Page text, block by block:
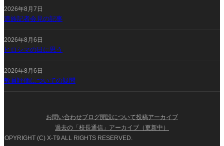
2026年8月7日
遺族記者会見の記事
2026年8月6日
ヒロシマの日に思う
2026年8月6日
教員評価についての疑問
お問い合わせブログ開設について投稿アーカイブ
過去の「校長通信」アーカイブ（更新中）
COPYRIGHT (C) X-T9 ALL RIGHTS RESERVED.